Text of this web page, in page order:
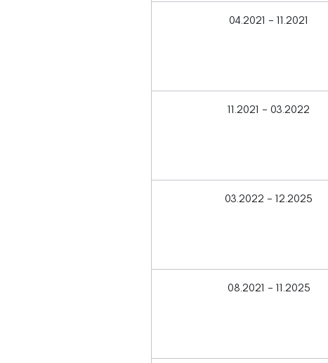
04.2021 – 11.2021
11.2021 – 03.2022
03.2022 – 12.2025
08.2021 – 11.2025